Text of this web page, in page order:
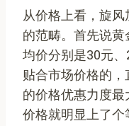
从价格上看，旋
的范畴。首先说黄
均价分别是30元
贴合市场价格的
的价格优惠力度
价格就明显上了个